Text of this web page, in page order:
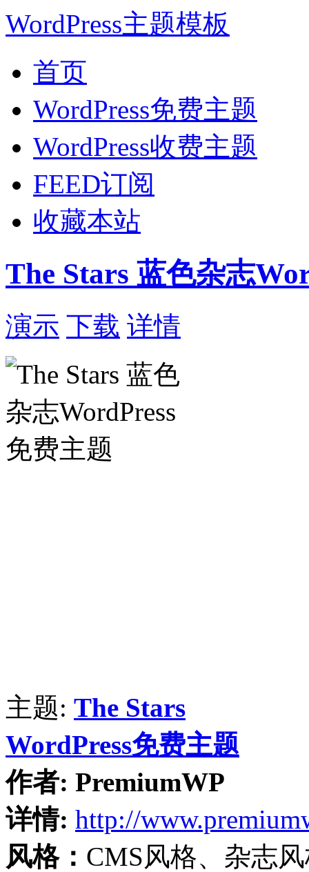
WordPress主题模板
首页
WordPress免费主题
WordPress收费主题
FEED订阅
收藏本站
The Stars 蓝色杂志
演示 下载 详情
主题: The Stars
WordPress免费主题
作者: PremiumWP
详情: http://
风格： CMS风格、杂志